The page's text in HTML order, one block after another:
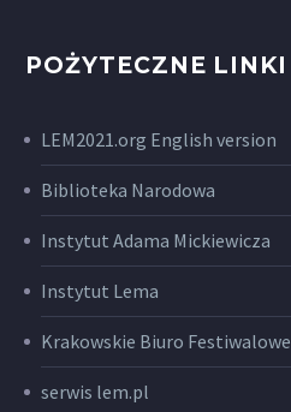
POŻYTECZNE LINKI
LEM2021.org English version
Biblioteka Narodowa
Instytut Adama Mickiewicza
Instytut Lema
Krakowskie Biuro Festiwalowe
serwis lem.pl